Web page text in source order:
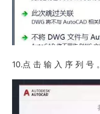
10.点 击 输 入 序 列 号 。